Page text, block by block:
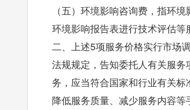
（五）环境影响咨询费，指环
环境影响报告表进行技术评估等
二、上述5项服务价格实行市场
法规规定，告知委托人有关服
务，应当符合国家和行业有关
降低服务质量、减少服务内容等